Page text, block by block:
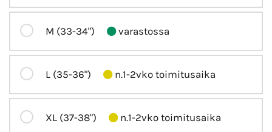
M (33-34") varastossa
L (35-36") n.1-2vko toimitusaika
XL (37-38") n.1-2vko toimitusaika